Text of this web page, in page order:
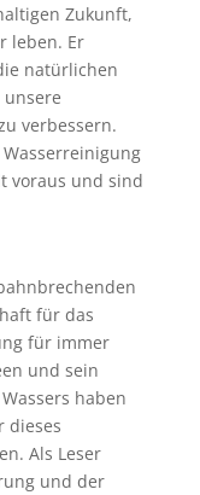
Zukunft,
leben. Er
natürlichen
unsere
verbessern.
voraus und sind
für das
für immer
und sein
haben
dieses
Als Leser
und der